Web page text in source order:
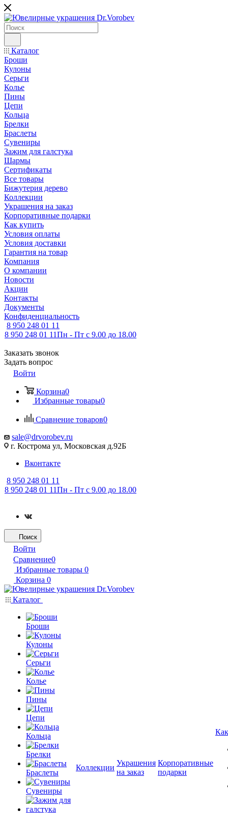
Каталог
Броши
Кулоны
Серьги
Колье
Пины
Цепи
Кольца
Брелки
Браслеты
Сувениры
Зажим для галстука
Шармы
Сертификаты
Все товары
Бижутерия дерево
Коллекции
Украшения на заказ
Корпоративные подарки
Как купить
Условия оплаты
Условия доставки
Гарантия на товар
Компания
О компании
Новости
Акции
Контакты
Документы
Конфиденциальность
8 950 248 01 11
8 950 248 01 11Пн - Пт с 9.00 до 18.00
Заказать звонок
Задать вопрос
Войти
Корзина0
Избранные товары0
Сравнение товаров0
sale@drvorobev.ru
г. Кострома ул, Московская д.92Б
Вконтакте
8 950 248 01 11
8 950 248 01 11Пн - Пт с 9.00 до 18.00
Поиск
Войти
Сравнение0
Избранные товары 0
Корзина 0
Каталог
Броши
Кулоны
Серьги
Колье
Пины
Цепи
Кольца
Брелки
Браслеты
Сувениры
Коллекции
Украшения
на заказ
Корпоративные
подарки